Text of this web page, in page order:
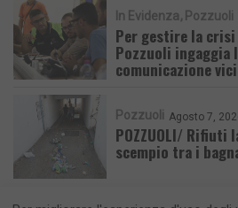
In Evidenza Pozzuoli
Per gestire la
Pozzuoli ingaggia
comunicazione
Pozzuoli Agosto 7,
POZZUOLI/
scempio tra i